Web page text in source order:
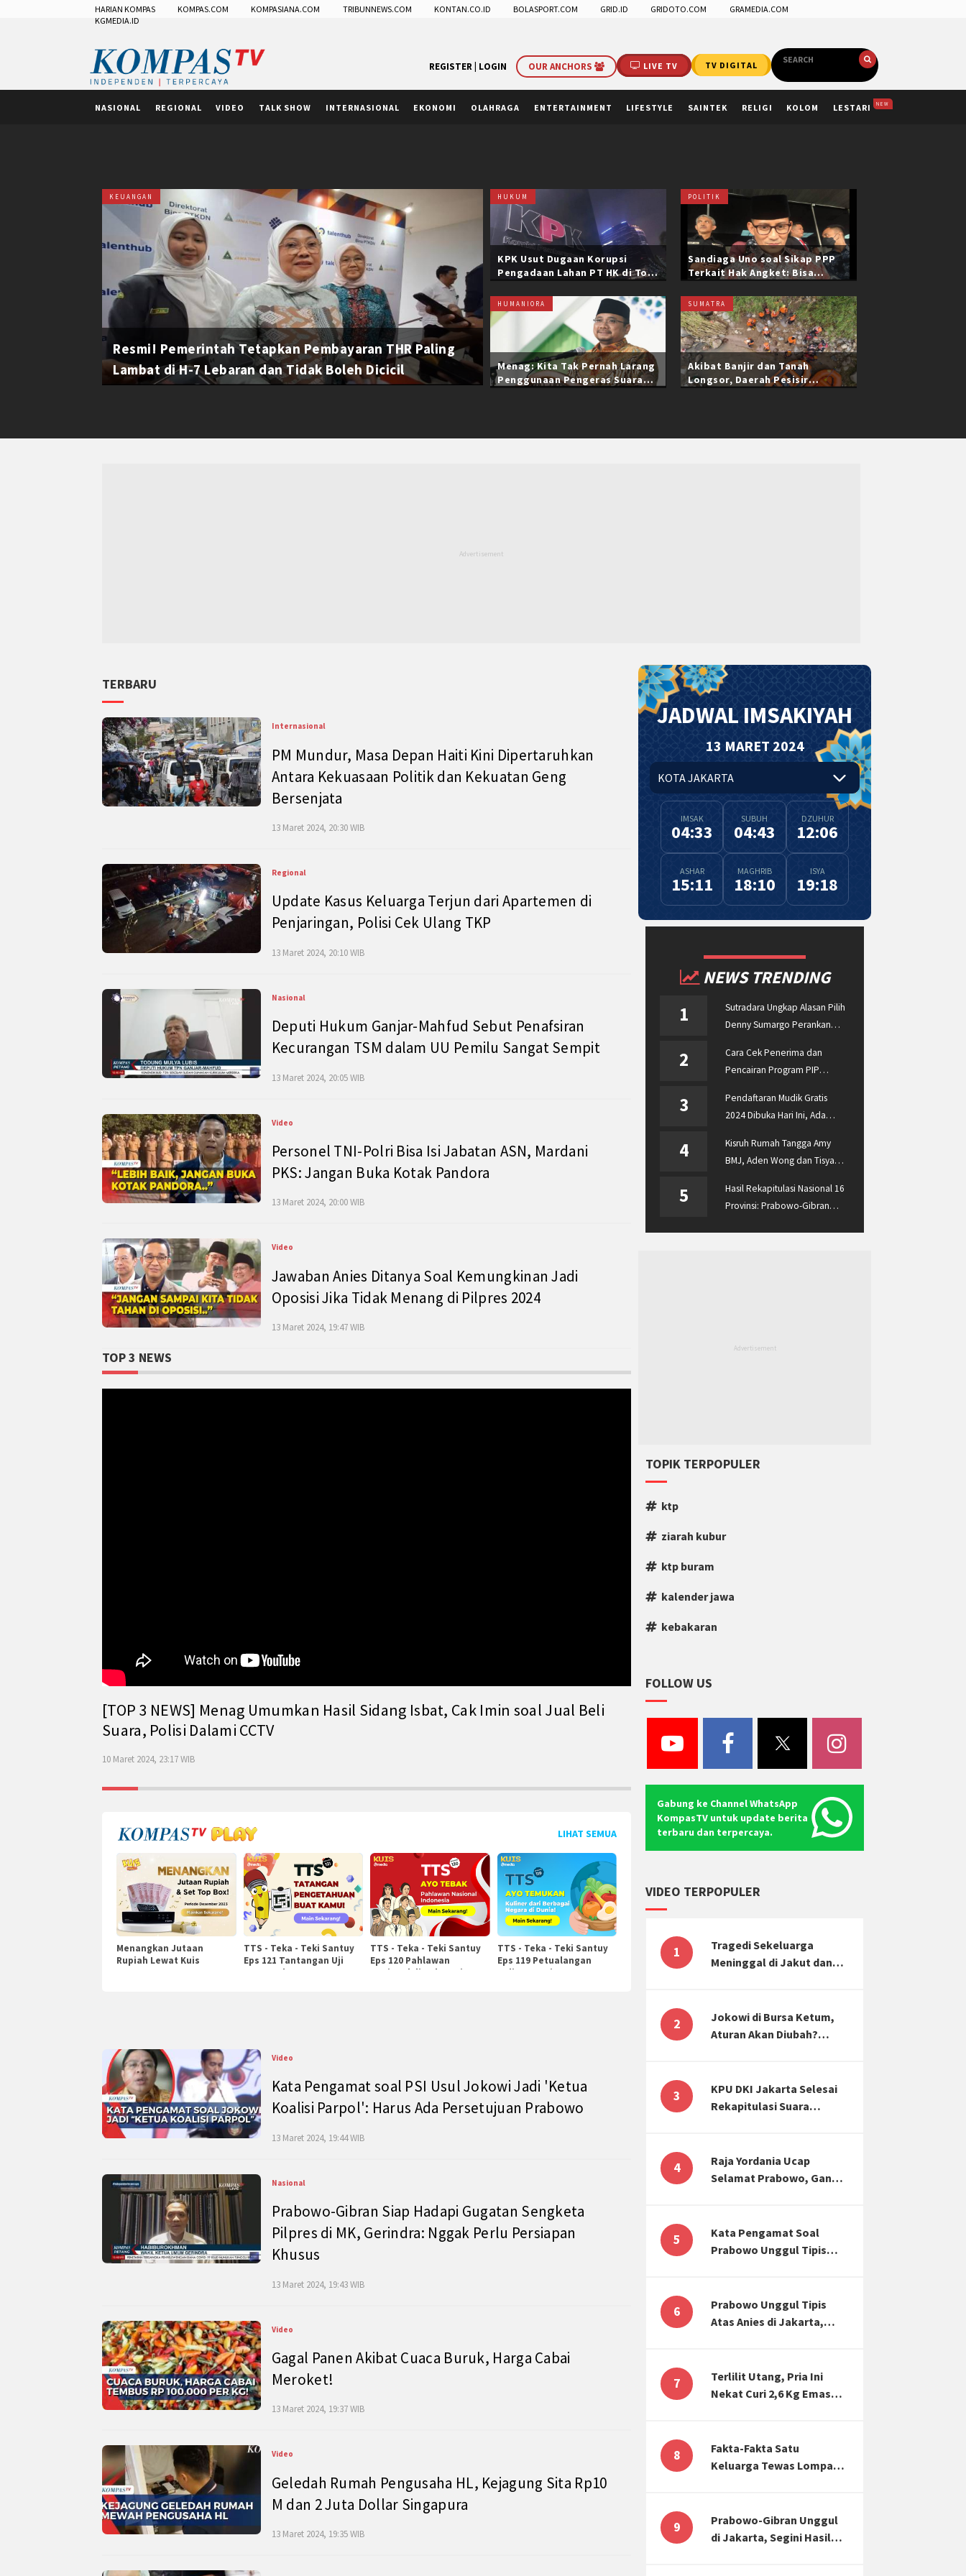
HARIAN KOMPAS KOMPAS.COM KOMPASIANA.COM TRIBUNNEWS.COM KONTAN.CO.ID BOLASPORT.COM GRID.ID GRIDOTO.COM
GRAMEDIA.COM
KGMEDIA.ID
LIVE TV TV DIGITAL
REGISTER | LOGIN OUR ANCHORS
NASIONAL REGIONAL VIDEO TALK SHOW INTERNASIONAL EKONOMI OLAHRAGA ENTERTAINMENT LIFESTYLE SAINTEK RELIGI KOLOM LESTARI NEW
KEUANGAN
Resmi! Pemerintah Tetapkan Pembayaran THR Paling
Lambat di H-7 Lebaran dan Tidak Boleh Dicicil
HUKUM
KPK Usut Dugaan Korupsi
Pengadaan Lahan PT HK di Tol
Belasan Miliar
POLITIK
Sandiaga Uno soal Sikap PPP
Terkait Hak Angket: Bisa
HUMANIORA
Menag: Kita Tak Pernah Larang
Penggunaan Pengeras Suara
SUMATRA
Akibat Banjir dan Tanah
Longsor, Daerah Pesisir
TERBARU
Internasional
PM Mundur, Masa Depan Haiti Kini Dipertaruhkan
Antara Kekuasaan Politik dan Kekuatan Geng
Bersenjata
13 Maret 2024, 20:30 WIB
Regional
Update Kasus Keluarga Terjun dari Apartemen di
Penjaringan, Polisi Cek Ulang TKP
13 Maret 2024, 20:10 WIB
Nasional
Deputi Hukum Ganjar-Mahfud Sebut Penafsiran
Kecurangan TSM dalam UU Pemilu Sangat Sempit
13 Maret 2024, 20:05 WIB
Video
Personel TNI-Polri Bisa Isi Jabatan ASN, Mardani
PKS: Jangan Buka Kotak Pandora
13 Maret 2024, 20:00 WIB
Video
Jawaban Anies Ditanya Soal Kemungkinan Jadi
Oposisi Jika Tidak Menang di Pilpres 2024
13 Maret 2024, 19:47 WIB
TOP 3 NEWS
[TOP 3 NEWS] Menag Umumkan Hasil Sidang Isbat, Cak Imin soal Jual Beli
Suara, Polisi Dalami CCTV
10 Maret 2024, 23:17 WIB
LIHAT SEMUA
Menangkan Jutaan
Rupiah Lewat Kuis
TTS - Teka - Teki Santuy
Eps 121 Tantangan Uji
Pengetahuan
TTS - Teka - Teki Santuy
Eps 120 Pahlawan
Nasional di Indonesia
TTS - Teka - Teki Santuy
Eps 119 Petualangan
Kuliner Dunia
Video
Kata Pengamat soal PSI Usul Jokowi Jadi 'Ketua
Koalisi Parpol': Harus Ada Persetujuan Prabowo
13 Maret 2024, 19:44 WIB
Nasional
Prabowo-Gibran Siap Hadapi Gugatan Sengketa
Pilpres di MK, Gerindra: Nggak Perlu Persiapan
Khusus
13 Maret 2024, 19:43 WIB
Video
Gagal Panen Akibat Cuaca Buruk, Harga Cabai
Meroket!
13 Maret 2024, 19:37 WIB
Video
Geledah Rumah Pengusaha HL, Kejagung Sita Rp10
M dan 2 Juta Dollar Singapura
13 Maret 2024, 19:35 WIB
JADWAL IMSAKIYAH
13 MARET 2024
IMSAK
04:33
SUBUH
04:43
DZUHUR
12:06
ASHAR
15:11
MAGHRIB
18:10
ISYA
19:18
NEWS TRENDING
1
Sutradara Ungkap Alasan Pilih
Denny Sumargo Perankan
2
Cara Cek Penerima dan
Pencairan Program PIP
pip.kemdikbud.go.id
3
Pendaftaran Mudik Gratis
2024 Dibuka Hari Ini, Ada
Jateng dan Dishub Jatim
4
Kisruh Rumah Tangga Amy
BMJ, Aden Wong dan Tisya
Malaysia dan Singapura
5
Hasil Rekapitulasi Nasional 16
Provinsi: Prabowo-Gibran
TOPIK TERPOPULER
ktp
ziarah kubur
ktp buram
kalender jawa
kebakaran
FOLLOW US
Gabung ke Channel WhatsApp
KompasTV untuk update berita
terbaru dan terpercaya.
VIDEO TERPOPULER
1
Tragedi Sekeluarga
Meninggal di Jakut dan
Mental-Finansial
2
Jokowi di Bursa Ketum,
Aturan Akan Diubah?
3
KPU DKI Jakarta Selesai
Rekapitulasi Suara
Ganjar
4
Raja Yordania Ucap
Selamat Prabowo, Ganjar
3 NEWS]
5
Kata Pengamat Soal
Prabowo Unggul Tipis
Effect
6
Prabowo Unggul Tipis
Atas Anies di Jakarta,
7
Terlilit Utang, Pria Ini
Nekat Curi 2,6 Kg Emas
8
Fakta-Fakta Satu
Keluarga Tewas Lompat
Kening
9
Prabowo-Gibran Unggul
di Jakarta, Segini Hasil